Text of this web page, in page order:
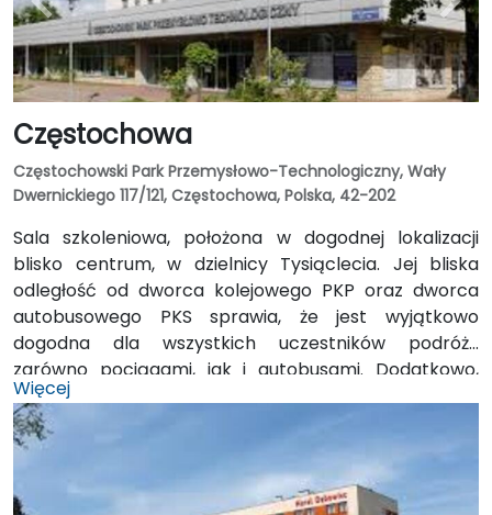
Częstochowa
Częstochowski Park Przemysłowo-Technologiczny, Wały
Dwernickiego 117/121, Częstochowa, Polska, 42-202
Sala szkoleniowa, położona w dogodnej lokalizacji
blisko centrum, w dzielnicy Tysiąclecia. Jej bliska
odległość od dworca kolejowego PKP oraz dworca
autobusowego PKS sprawia, że jest wyjątkowo
dogodna dla wszystkich uczestników podróży
zarówno pociągami, jak i autobusami. Dodatkowo,
sala wyposażona jest w klimatyzację, internet Wi-Fi,
projektor, ekran wbudowany, flipchart oraz mikser
audio, co zapewnia sprzyjające warunki do
efektywnego prowadzenia szkolenia oraz komfort
uczestników.
Więcej